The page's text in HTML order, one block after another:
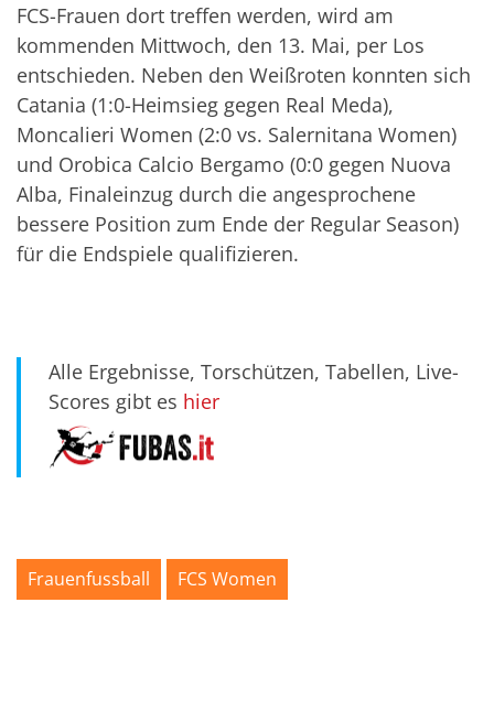
FCS-Frauen dort treffen werden, wird am
kommenden Mittwoch, den 13. Mai, per Los
entschieden. Neben den Weißroten konnten sich
Catania (1:0-Heimsieg gegen Real Meda),
Moncalieri Women (2:0 vs. Salernitana Women)
und Orobica Calcio Bergamo (0:0 gegen Nuova
Alba, Finaleinzug durch die angesprochene
bessere Position zum Ende der Regular Season)
für die Endspiele qualifizieren.
Alle Ergebnisse, Torschützen, Tabellen, Live-
Scores gibt es hier
Frauenfussball FCS Women